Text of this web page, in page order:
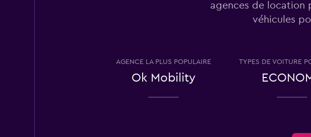
Voir les
Marentis by Avenis
agences de location
véhicules
AGENCE LA PLUS POPULAIRE
Ok Mobility
TYPES DE VOITURE